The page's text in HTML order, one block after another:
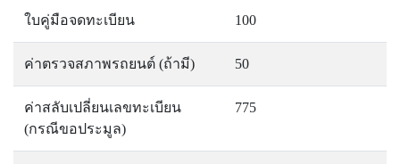
ใบคู่มือจดทะเบียน 100
ค่าตรวจสภาพรถยนต์ (ถ้ามี) 50
ค่าสลับเปลี่ยนเลขทะเบียน
(กรณีขอประมูล)
775